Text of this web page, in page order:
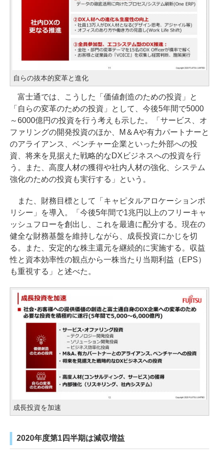
自らの抜本的変革と進化
富士通では、こうした「価値創造のための投資」と
「自らの変革のための投資」として、今後5年間で5000
～6000億円の投資を行う考えも示した。「サービス、オ
ファリングの開発投資のほか、M＆Aや有力パートナーと
のアライアンス、ベンチャー企業といった外部への投
資、将来を見据えた戦略的なDXビジネスへの投資を行
う。また、高度人材の獲得や社内人材の強化、システム
強化のための投資も実行する」という。
また、財務目標として「キャピタルアロケーションポ
リシー」を導入。「今後5年間で1兆円以上のフリーキャ
ッシュフローを創出し、これを最適に配分する。現在の
健全な財務基盤を維持しながら、成長投資にかじを切
る。また、安定的な株主還元を継続的に実施する。収益
性と資本効率性の観点から一株当たり当期利益（EPS）
も重視する」と述べた。
成長投資を加速
2020年度第1四半期は減収増益